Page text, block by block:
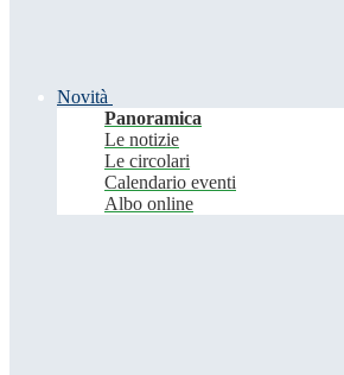
Novità
Panoramica
Le notizie
Le circolari
Calendario eventi
Albo online